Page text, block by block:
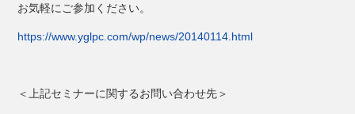
お気軽にご参加ください。
https://www.yglpc.com/wp/news/20140114.html
＜上記セミナーに関するお問い合わせ先＞